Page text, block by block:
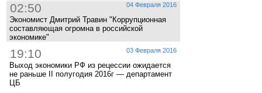
04 Февраля 2016
02:50
Экономист Дмитрий Травин "Коррупционная
составляющая огромна в российской
экономике"
03 Февраля 2016
19:10
Выход экономики РФ из рецессии ожидается
не раньше II полугодия 2016г — департамент
ЦБ